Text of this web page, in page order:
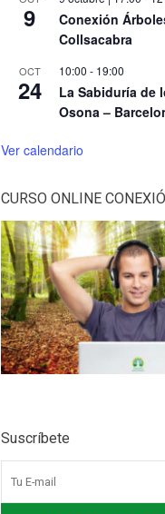
9
Conexión
Collsacabra
OCT
24
10:00 - 19:00
La Sabiduría de
Osona –
Ver calendario
CURSO ONLINE
Suscríbete